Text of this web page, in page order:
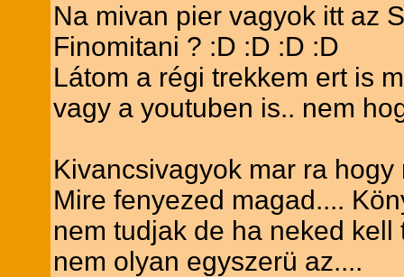
Na mivan pier vagyok itt az
Finomitani ? :D :D :D :D
Látom a régi trekkem ert is
vagy a youtuben is.. nem
Kivancsivagyok mar ra hogy
Mire fenyezed magad....
nem tudjak de ha neked
nem olyan egyszerü az....